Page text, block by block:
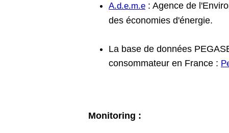
A.d.e.m.e : Agence de
des économies d'énergie.
La base de données
consommateur en France :
Monitoring :